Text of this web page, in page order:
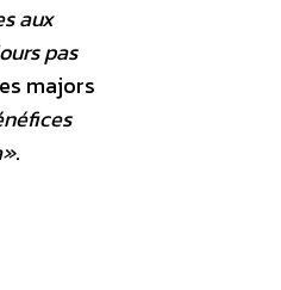
aux
pas
majors
.